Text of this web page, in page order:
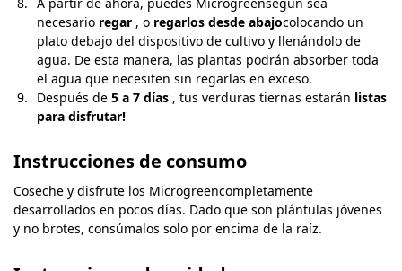
necesario regar , o regarlos desde abajocolocando un
plato debajo del dispositivo de cultivo y llenándolo de
agua. De esta manera, las plantas podrán absorber toda
el agua que necesiten sin regarlas en exceso.
Después de 5 a 7 días , tus verduras tiernas estarán listas
para disfrutar!
Instrucciones de consumo
Coseche y disfrute los Microgreencompletamente
desarrollados en pocos días. Dado que son plántulas jóvenes
y no brotes, consúmalos solo por encima de la raíz.